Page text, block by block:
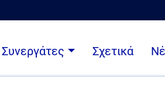
Συνεργάτες Σχετικά